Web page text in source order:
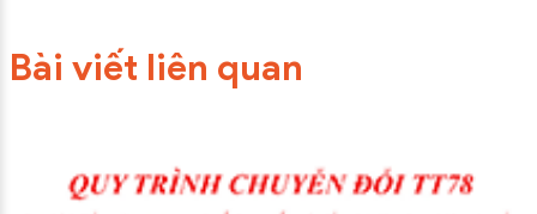
Bài viết liên quan